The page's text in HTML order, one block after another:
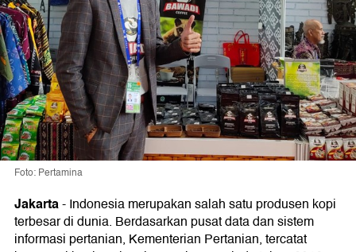
Foto: Pertamina
Jakarta-Indonesia merupakan salah satu produsen kopi
terbesar di dunia. Berdasarkan pusat data dan sistem
informasi pertanian, Kementerian Pertanian, tercatat